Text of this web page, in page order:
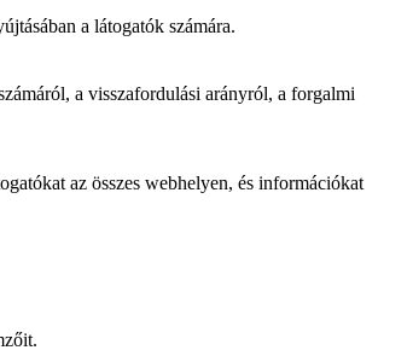
a látogatók számára.
a visszafordulási arányról, a forgalmi
az összes webhelyen, és információkat